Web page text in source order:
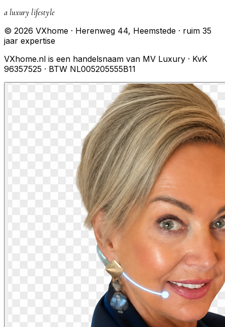
a luxury lifestyle
© 2026 VXhome · Herenweg 44, Heemstede · ruim 35
jaar expertise
VXhome.nl is een handelsnaam van MV Luxury · KvK
96357525 · BTW NL005205555B11